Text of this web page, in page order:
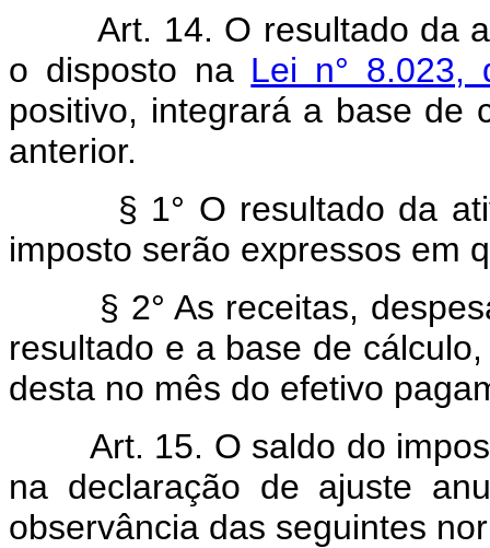
Art. 14. O resultado da
o disposto na Lei n° 8.023,
positivo, integrará a base de
anterior.
§ 1° O resultado da
imposto serão expressos em
§ 2° As receitas,
resultado e a base de
desta no mês do efetivo
Art. 15. O saldo do
na declaração de ajuste
observância das seguintes